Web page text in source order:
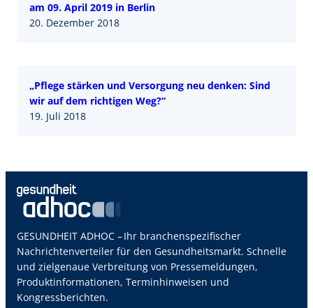
am 09. April 2019 in Berlin
20. Dezember 2018
„Pflege stärken und Versorgung neu denken: Sind
wir auf dem richtigen Weg?“
19. Juli 2018
GESUNDHEIT ADHOC – Ihr branchenspezifischer
Nachrichtenverteiler für den Gesundheitsmarkt. Schnelle
und zielgenaue Verbreitung von Pressemeldungen,
Produktinformationen, Terminhinweisen und
Kongressberichten.